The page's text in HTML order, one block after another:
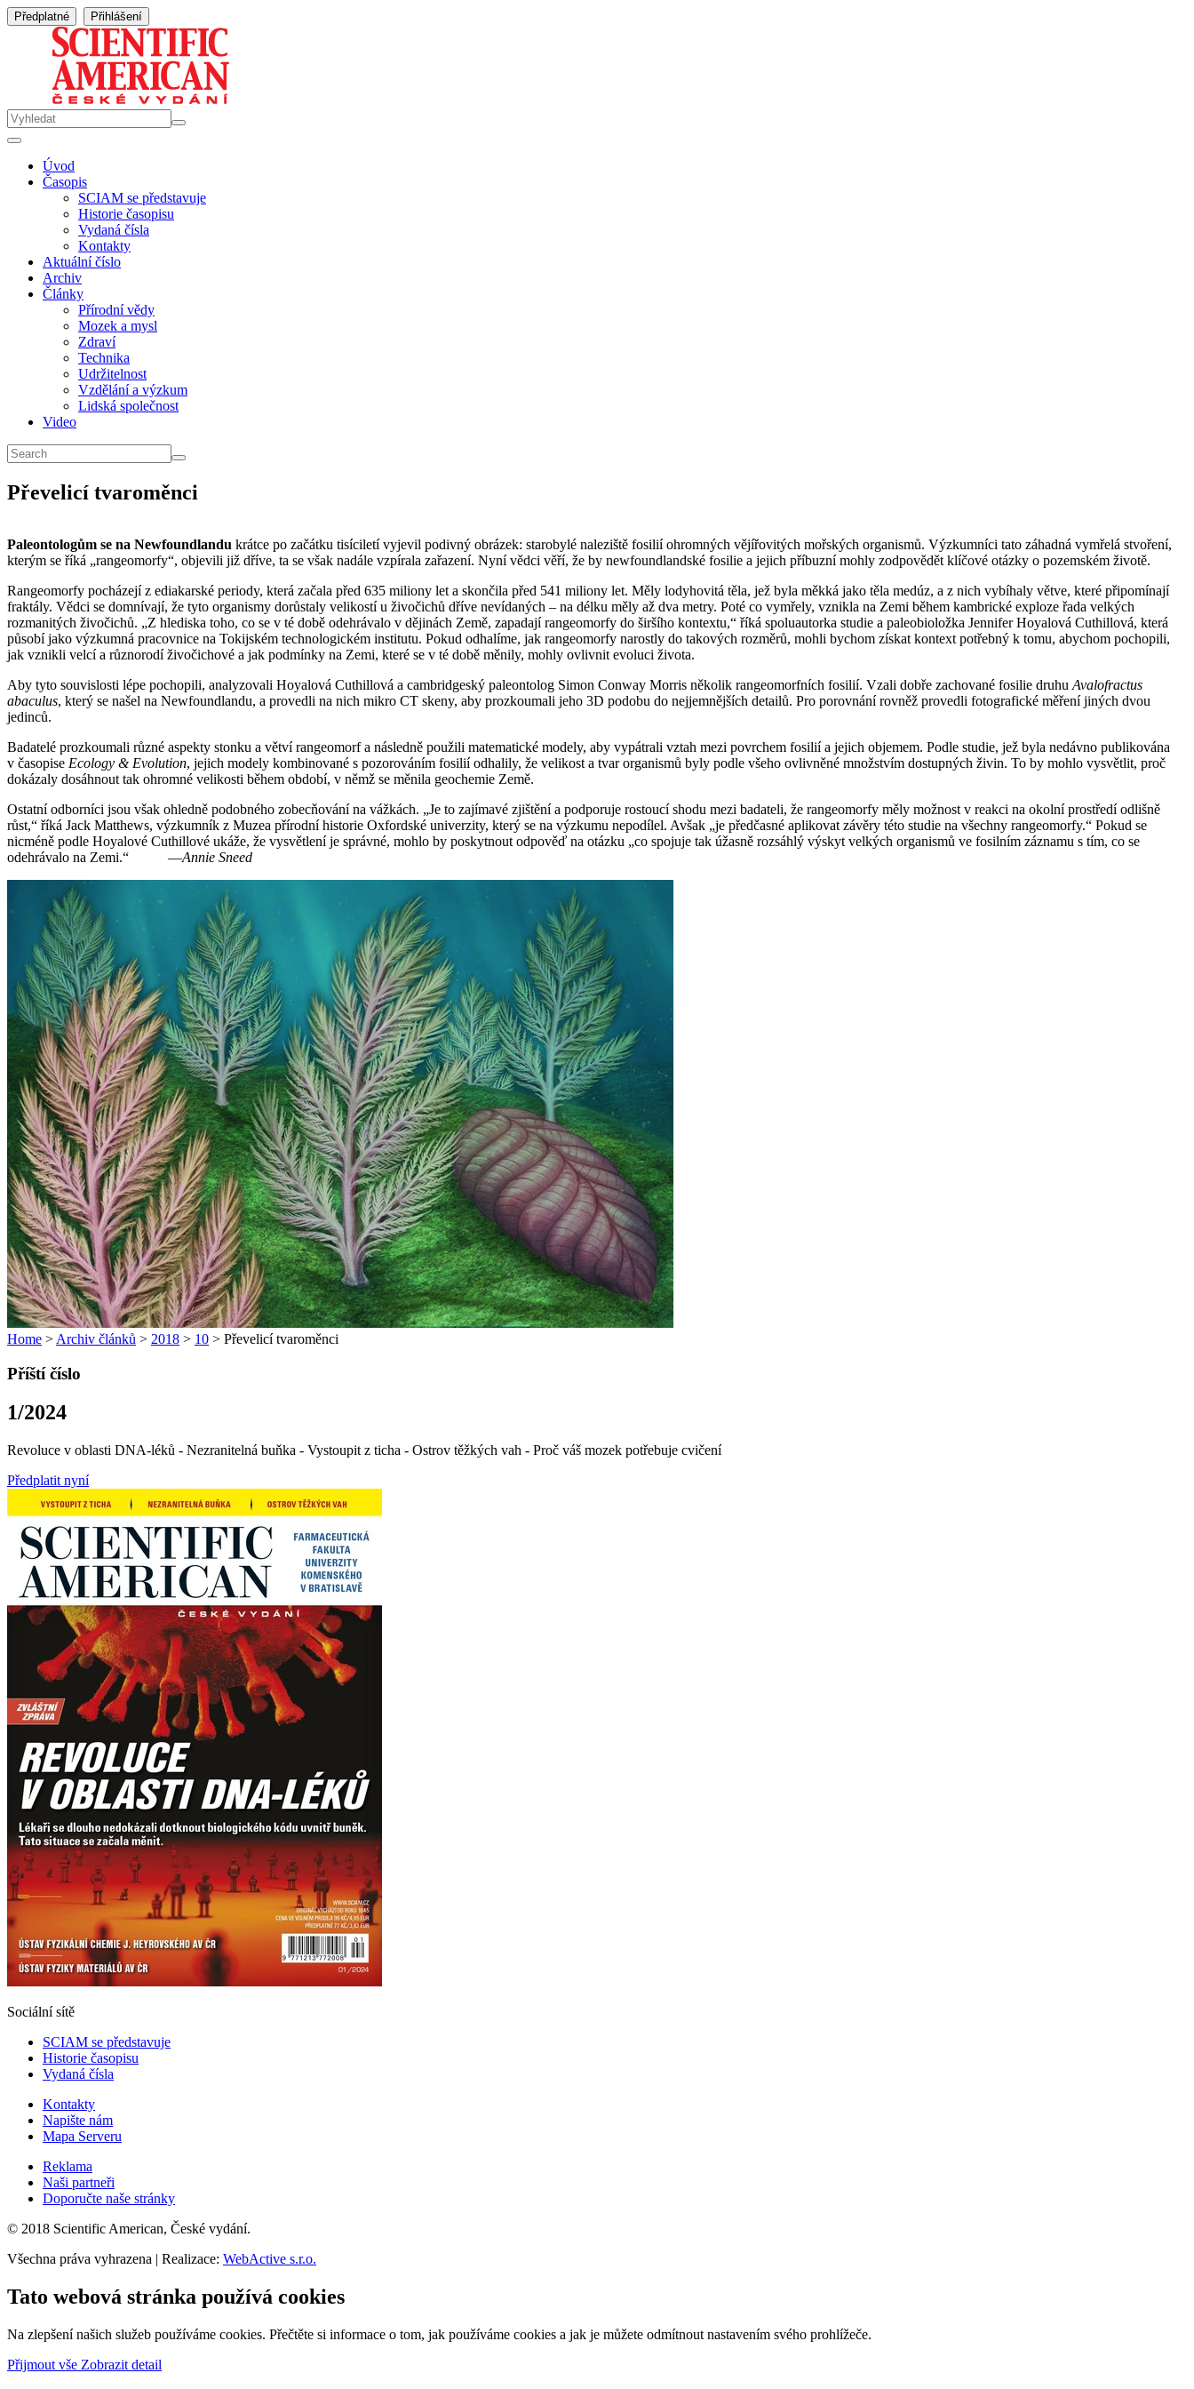
Předplatné Přihlášení
Úvod
Časopis
SCIAM se představuje
Historie časopisu
Vydaná čísla
Kontakty
Aktuální číslo
Archiv
Články
Přírodní vědy
Mozek a mysl
Zdraví
Technika
Udržitelnost
Vzdělání a výzkum
Lidská společnost
Video
Převelicí tvaroměnci
Paleontologům se na Newfoundlandu krátce po začátku tisíciletí vyjevil podivný obrázek: starobylé naleziště fosilií ohromných vějířovitých mořských organismů. Výzkumníci tato záhadná vymřelá stvoření,
kterým se říká „rangeomorfy“, objevili již dříve, ta se však nadále vzpírala zařazení. Nyní vědci věří, že by newfoundlandské fosilie a jejich příbuzní mohly zodpovědět klíčové otázky o pozemském životě.
Rangeomorfy pocházejí z ediakarské periody, která začala před 635 miliony let a skončila před 541 miliony let. Měly lodyhovitá těla, jež byla měkká jako těla medúz, a z nich vybíhaly větve, které připomínají
fraktály. Vědci se domnívají, že tyto organismy dorůstaly velikostí u živočichů dříve nevídaných – na délku měly až dva metry. Poté co vymřely, vznikla na Zemi během kambrické exploze řada velkých
rozmanitých živočichů. „Z hlediska toho, co se v té době odehrávalo v dějinách Země, zapadají rangeomorfy do širšího kontextu,“ říká spoluautorka studie a paleobioložka Jennifer Hoyalová Cuthillová, která
působí jako výzkumná pracovnice na Tokijském technologickém institutu. Pokud odhalíme, jak rangeomorfy narostly do takových rozměrů, mohli bychom získat kontext potřebný k tomu, abychom pochopili,
jak vznikli velcí a různorodí živočichové a jak podmínky na Zemi, které se v té době měnily, mohly ovlivnit evoluci života.
Aby tyto souvislosti lépe pochopili, analyzovali Hoyalová Cuthillová a cambridgeský paleontolog Simon Conway Morris několik rangeomorfních fosilií. Vzali dobře zachované fosilie druhu Avalofractus
abaculus, který se našel na Newfoundlandu, a provedli na nich mikro CT skeny, aby prozkoumali jeho 3D podobu do nejjemnějších detailů. Pro porovnání rovněž provedli fotografické měření jiných dvou
jedinců.
Badatelé prozkoumali různé aspekty stonku a větví rangeomorf a následně použili matematické modely, aby vypátrali vztah mezi povrchem fosilií a jejich objemem. Podle studie, jež byla nedávno publikována
v časopise Ecology & Evolution, jejich modely kombinované s pozorováním fosilií odhalily, že velikost a tvar organismů byly podle všeho ovlivněné množstvím dostupných živin. To by mohlo vysvětlit, proč
dokázaly dosáhnout tak ohromné velikosti během období, v němž se měnila geochemie Země.
Ostatní odborníci jsou však ohledně podobného zobecňování na vážkách. „Je to zajímavé zjištění a podporuje rostoucí shodu mezi badateli, že rangeomorfy měly možnost v reakci na okolní prostředí odlišně
růst,“ říká Jack Matthews, výzkumník z Muzea přírodní historie Oxfordské univerzity, který se na výzkumu nepodílel. Avšak „je předčasné aplikovat závěry této studie na všechny rangeomorfy.“ Pokud se
nicméně podle Hoyalové Cuthillové ukáže, že vysvětlení je správné, mohlo by poskytnout odpověď na otázku „co spojuje tak úžasně rozsáhlý výskyt velkých organismů ve fosilním záznamu s tím, co se
odehrávalo na Zemi.“ —Annie Sneed
Home > Archiv článků > 2018 > 10 > Převelicí tvaroměnci
Příští číslo
1/2024
Revoluce v oblasti DNA-léků - Nezranitelná buňka - Vystoupit z ticha - Ostrov těžkých vah - Proč váš mozek potřebuje cvičení
Předplatit nyní
Sociální sítě
SCIAM se představuje
Historie časopisu
Vydaná čísla
Kontakty
Napište nám
Mapa Serveru
Reklama
Naši partneři
Doporučte naše stránky
© 2018 Scientific American, České vydání.
Všechna práva vyhrazena | Realizace: WebActive s.r.o.
Tato webová stránka používá cookies
Na zlepšení našich služeb používáme cookies. Přečtěte si informace o tom, jak používáme cookies a jak je můžete odmítnout nastavením svého prohlížeče.
Přijmout vše Zobrazit detail